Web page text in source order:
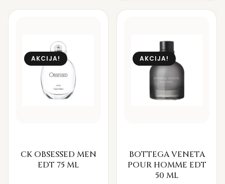
AKCIJA!
CK OBSESSED MEN
EDT 75 ML
AKCIJA!
BOTTEGA VENETA
POUR HOMME EDT
50 ML